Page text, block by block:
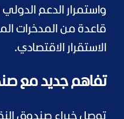
واستمرار الدعم
قاعدة من المدخرات
الاستقرار الاقتصادي.
تفاهم جديد مع
توصل خبراء صندوق